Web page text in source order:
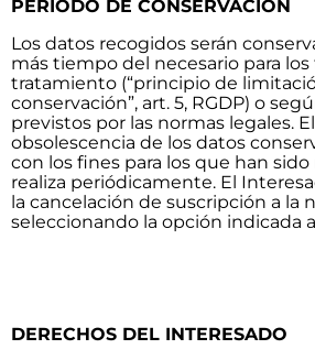
PERÍODO DE CONSERVACIÓN
Los datos recogidos serán
más tiempo del necesario para los
tratamiento (“principio de
conservación”, art. 5, RGDP) o
previstos por las normas legales.
obsolescencia de los datos
con los fines para los que han sido
realiza periódicamente. El
la cancelación de suscripción a la
seleccionando la opción indicada
DERECHOS DEL INTERESADO